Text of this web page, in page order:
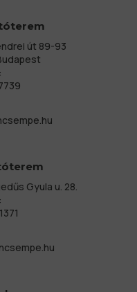
út 89-93
Gyula u. 28.